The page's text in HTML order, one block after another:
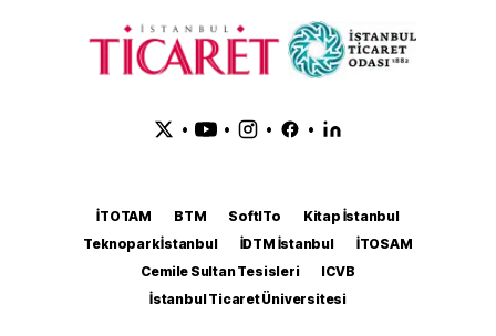
• • • •
İTOTAM BTM SoftITo
Kitap İstanbul
Teknopark İstanbul
İDTM İstanbul
İTOSAM
Cemile Sultan Tesisleri
ICVB
İstanbul Ticaret Üniversitesi